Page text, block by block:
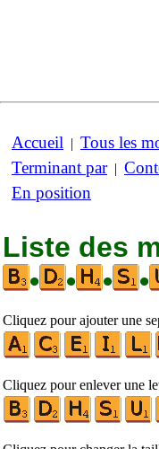
Accueil | Tous les
Terminant par|
En position
Liste des
•
• • •
Cliquez pour ajouter une
Cliquez pour enlever une